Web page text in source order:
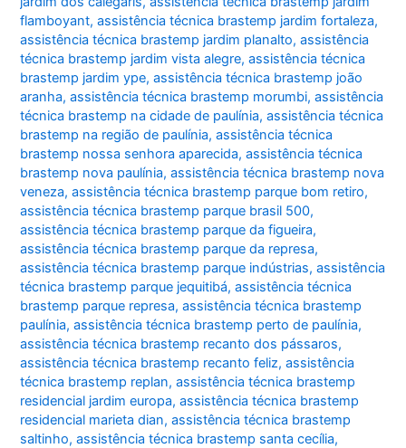
flamboyant,assistência técnica brastemp jardim fortaleza,
assistência técnica brastemp jardim planalto,assistência
técnica brastemp jardim vista alegre,assistência técnica
brastemp jardim ype,assistência técnica brastemp joão
aranha,assistência técnica brastemp morumbi,assistência
técnica brastemp na cidade de paulínia,assistência técnica
brastemp na região de paulínia,assistência técnica
brastemp nossa senhora aparecida,assistência técnica
brastemp nova paulínia,assistência técnica brastemp nova
veneza,assistência técnica brastemp parque bom retiro,
assistência técnica brastemp parque brasil 500,
assistência técnica brastemp parque da figueira,
assistência técnica brastemp parque da represa,
assistência técnica brastemp parque indústrias,assistência
técnica brastemp parque jequitibá,assistência técnica
brastemp parque represa,assistência técnica brastemp
paulínia,assistência técnica brastemp perto de paulínia,
assistência técnica brastemp recanto dos pássaros,
assistência técnica brastemp recanto feliz,assistência
técnica brastemp replan,assistência técnica brastemp
residencial jardim europa,assistência técnica brastemp
residencial marieta dian,assistência técnica brastemp
saltinho,assistência técnica brastemp santa cecília,